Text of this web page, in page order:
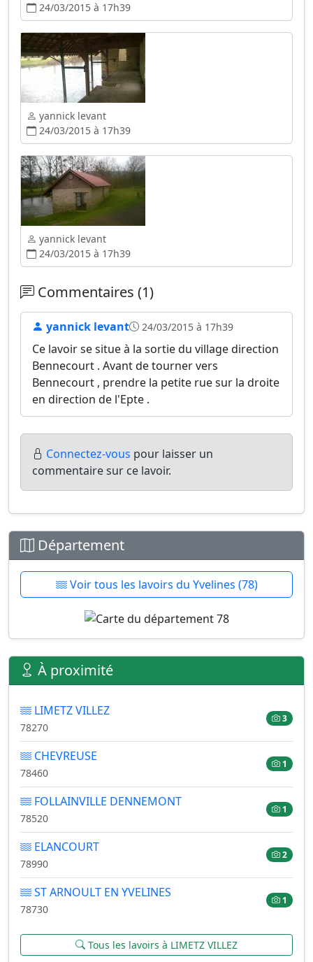
24/03/2015 à 17h39
yannick levant
24/03/2015 à 17h39
yannick levant
24/03/2015 à 17h39
Commentaires (1)
yannick levant 24/03/2015 à 17h39
Ce lavoir se situe à la sortie du village direction
Bennecourt . Avant de tourner vers
Bennecourt , prendre la petite rue sur la droite
en direction de l'Epte .
Connectez-vous pour laisser un
commentaire sur ce lavoir.
Département
Voir tous les lavoirs du Yvelines (78)
À proximité
LIMETZ VILLEZ
78270
3
CHEVREUSE
78460
1
FOLLAINVILLE DENNEMONT
78520
1
ELANCOURT
78990
2
ST ARNOULT EN YVELINES
78730
1
Tous les lavoirs à LIMETZ VILLEZ